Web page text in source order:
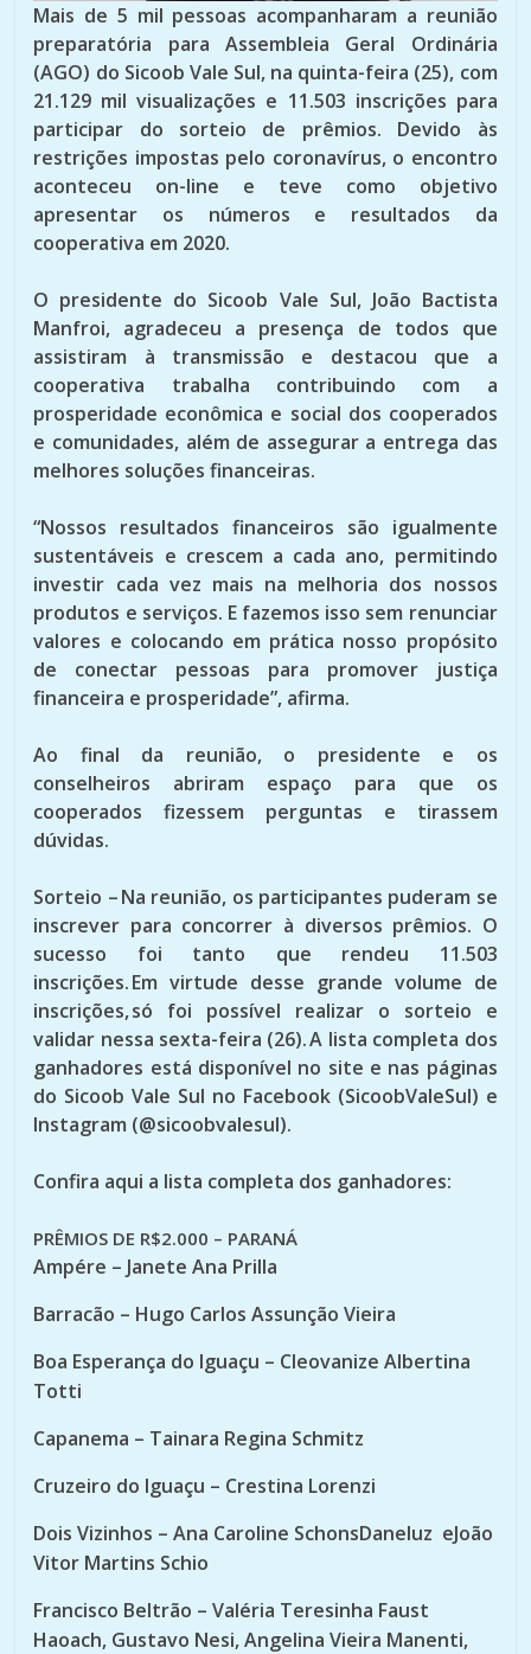
Mais de 5 mil pessoas acompanharam a reunião
preparatória para Assembleia Geral Ordinária
(AGO) do Sicoob Vale Sul, na quinta-feira (25), com
21.129 mil visualizações e 11.503 inscrições para
participar do sorteio de prêmios. Devido às
restrições impostas pelo coronavírus, o encontro
aconteceu on-line e teve como objetivo
apresentar os números e resultados da
cooperativa em 2020.
O presidente do Sicoob Vale Sul, João Bactista
Manfroi, agradeceu a presença de todos que
assistiram à transmissão e destacou que a
cooperativa trabalha contribuindo com a
prosperidade econômica e social dos cooperados
e comunidades, além de assegurar a entrega das
melhores soluções financeiras.
“Nossos resultados financeiros são igualmente
sustentáveis e crescem a cada ano, permitindo
investir cada vez mais na melhoria dos nossos
produtos e serviços. E fazemos isso sem renunciar
valores e colocando em prática nosso propósito
de conectar pessoas para promover justiça
financeira e prosperidade”, afirma.
Ao final da reunião, o presidente e os
conselheiros abriram espaço para que os
cooperados fizessem perguntas e tirassem
dúvidas.
Sorteio –Na reunião, os participantes puderam se
inscrever para concorrer à diversos prêmios. O
sucesso foi tanto que rendeu 11.503
inscrições. Em virtude desse grande volume de
inscrições, só foi possível realizar o sorteio e
validar nessa sexta-feira (26). A lista completa dos
ganhadores está disponível no site e nas páginas
do Sicoob Vale Sul no Facebook (SicoobValeSul) e
Instagram (@sicoobvalesul).
Confira aqui a lista completa dos ganhadores:
PRÊMIOS DE R$2.000 – PARANÁ
Ampére – Janete Ana Prilla
Barracão – Hugo Carlos Assunção Vieira
Boa Esperança do Iguaçu – Cleovanize Albertina
Totti
Capanema – Tainara Regina Schmitz
Cruzeiro do Iguaçu – Crestina Lorenzi
Dois Vizinhos – Ana Caroline SchonsDaneluz eJoão
Vitor Martins Schio
Francisco Beltrão – Valéria Teresinha Faust
Haoach, Gustavo Nesi, Angelina Vieira Manenti,